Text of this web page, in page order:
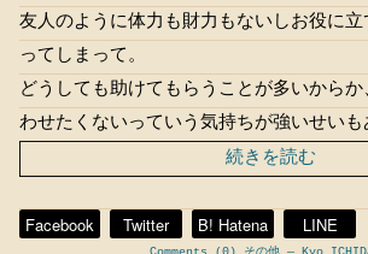
友人のように体力も財力もないしお役に
ってしまって。
どうしても助けてもらうことが多いから
わせたくないっていう気持ちが強いせいも
続きを読む
Facebook Twitter B! Hatena LINE